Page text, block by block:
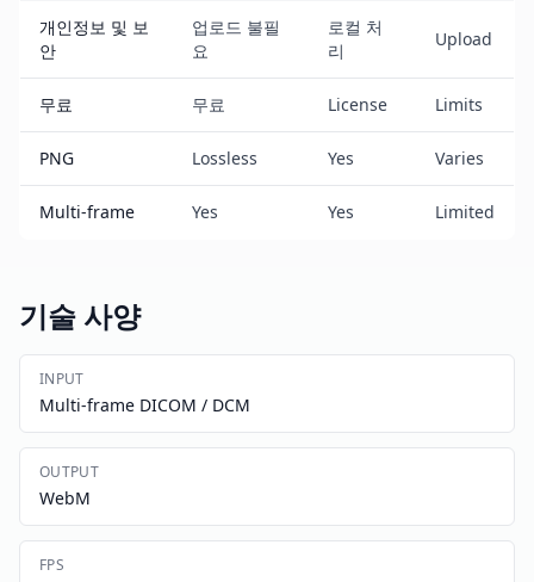
개인정보 및 보
안
업로드 불필
요
로컬 처
리
Upload
무료 무료 License Limits
PNG Lossless Yes Varies
Multi-frame Yes Yes Limited
기술 사양
INPUT
Multi-frame DICOM / DCM
OUTPUT
WebM
FPS